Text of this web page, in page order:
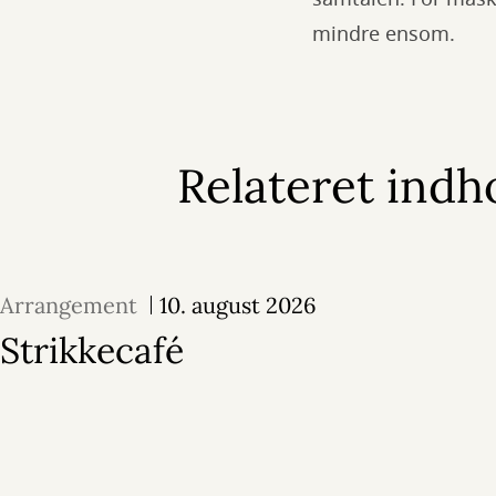
mindre ensom.
Relateret
Arrangement 10. august 2026
Strikkecafé